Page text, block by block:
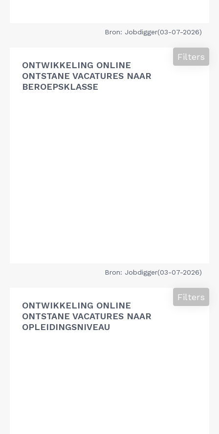
Bron: Jobdigger(03-07-2026)
ONTWIKKELING ONLINE
ONTSTANE VACATURES NAAR
BEROEPSKLASSE
Filters
Bron: Jobdigger(03-07-2026)
ONTWIKKELING ONLINE
ONTSTANE VACATURES NAAR
OPLEIDINGSNIVEAU
Filters